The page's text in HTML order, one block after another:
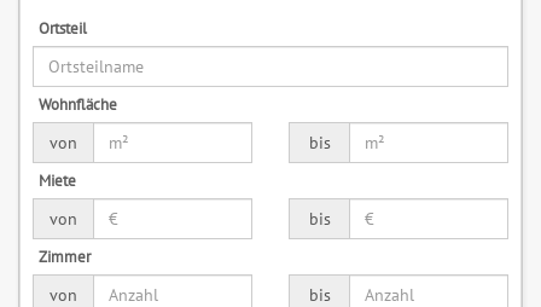
Ortsteil
Wohnfläche
von
bis
Miete
von
bis
Zimmer
von
bis